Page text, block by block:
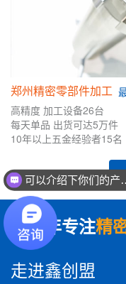
郑州精密零部件加工
高精度 加工设备26台
每天单品 出货可达5万件
10年以上五金经验者15名
数十年专注精
走进鑫创盟
可以介